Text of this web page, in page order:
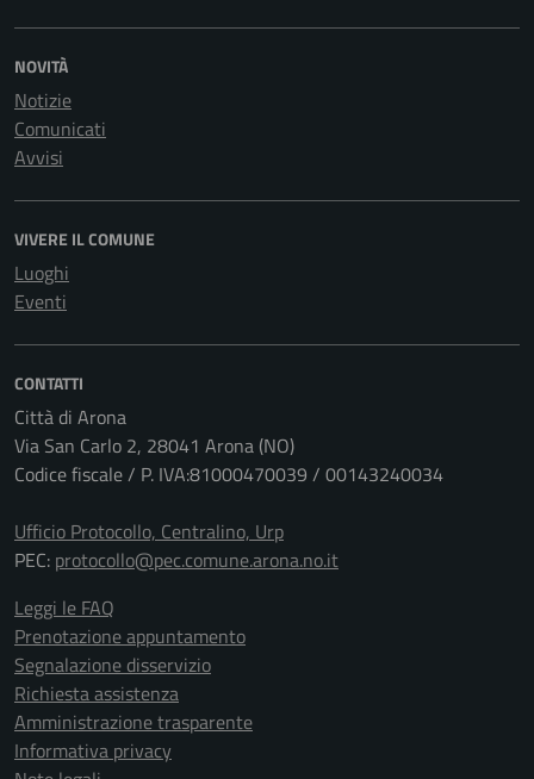
NOVITÀ
Notizie
Comunicati
Avvisi
VIVERE IL COMUNE
Luoghi
Eventi
CONTATTI
Città di Arona
Via San Carlo 2, 28041 Arona (NO)
Codice fiscale / P. IVA:81000470039 / 00143240034
Ufficio Protocollo, Centralino, Urp
PEC: protocollo@pec.comune.arona.no.it
Leggi le FAQ
Prenotazione appuntamento
Segnalazione disservizio
Richiesta assistenza
Amministrazione trasparente
Informativa privacy